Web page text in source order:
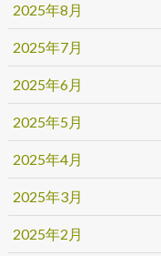
2025年8月
2025年7月
2025年6月
2025年5月
2025年4月
2025年3月
2025年2月